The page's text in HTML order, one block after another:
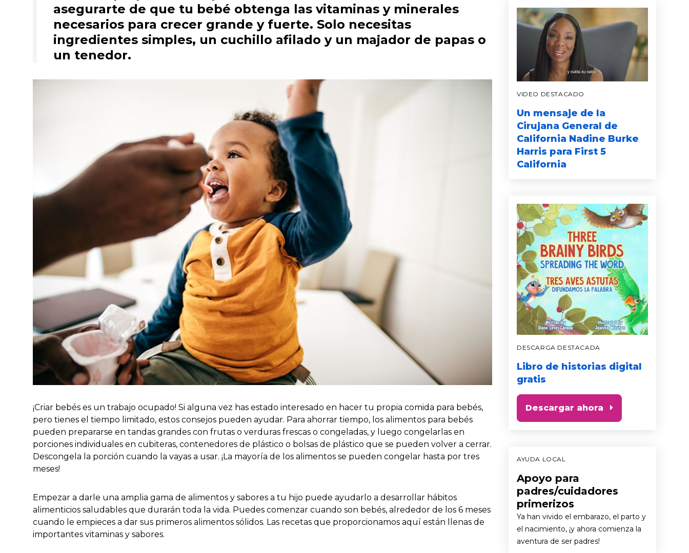
asegurarte de que tu bebé obtenga las vitaminas y minerales
necesarios para crecer grande y fuerte. Solo necesitas
ingredientes simples, un cuchillo afilado y un majador de papas o
un tenedor.
¡Criar bebés es un trabajo ocupado! Si alguna vez has estado interesado en hacer tu propia comida para bebés,
pero tienes el tiempo limitado, estos consejos pueden ayudar. Para ahorrar tiempo, los alimentos para bebés
pueden prepararse en tandas grandes con frutas o verduras frescas o congeladas, y luego congelarlas en
porciones individuales en cubiteras, contenedores de plástico o bolsas de plástico que se pueden volver a cerrar.
Descongela la porción cuando la vayas a usar. ¡La mayoría de los alimentos se pueden congelar hasta por tres
meses!
Empezar a darle una amplia gama de alimentos y sabores a tu hijo puede ayudarlo a desarrollar hábitos
alimenticios saludables que durarán toda la vida. Puedes comenzar cuando son bebés, alrededor de los 6 meses
cuando le empieces a dar sus primeros alimentos sólidos. Las recetas que proporcionamos aquí están llenas de
importantes vitaminas y sabores.
VIDEO DESTACADO
Un mensaje de la
Cirujana General de
California Nadine Burke
Harris para First 5
California
DESCARGA DESTACADA
Libro de historias digital
gratis
Descargar ahora
AYUDA LOCAL
Apoyo para
padres/cuidadores
primerizos
Ya han vivido el embarazo, el parto y
el nacimiento, ¡y ahora comienza la
aventura de ser padres!